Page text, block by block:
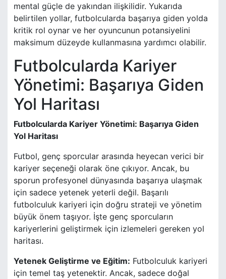
mental güçle de yakından ilişkilidir. Yukarıda
belirtilen yollar, futbolcularda başarıya giden yolda
kritik rol oynar ve her oyuncunun potansiyelini
maksimum düzeyde kullanmasına yardımcı olabilir.
Futbolcularda Kariyer
Yönetimi: Başarıya Giden
Yol Haritası
Futbolcularda Kariyer Yönetimi: Başarıya Giden
Yol Haritası
Futbol, genç sporcular arasında heyecan verici bir
kariyer seçeneği olarak öne çıkıyor. Ancak, bu
sporun profesyonel dünyasında başarıya ulaşmak
için sadece yetenek yeterli değil. Başarılı
futbolculuk kariyeri için doğru strateji ve yönetim
büyük önem taşıyor. İşte genç sporcuların
kariyerlerini geliştirmek için izlemeleri gereken yol
haritası.
Yetenek Geliştirme ve Eğitim: Futbolculuk kariyeri
için temel taş yetenektir. Ancak, sadece doğal